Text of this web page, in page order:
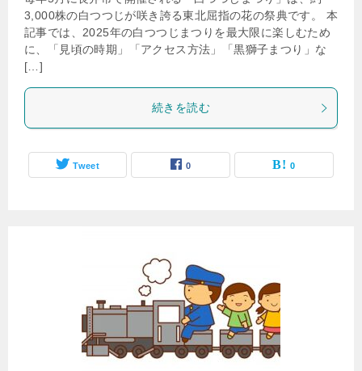
3,000株の白つつじが咲き誇る東北屈指の花の祭典です。 本
記事では、2025年の白つつじまつりを最大限に楽しむため
に、「見頃の時期」「アクセス方法」「黒獅子まつり」な
[…]
続きを読む
Tweet 0 0